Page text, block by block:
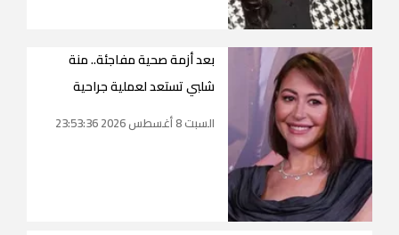
بعد أزمة صحية مفاجئة.. منة
شلبي تستعد لعملية جراحية
السبت 8 أغسطس 2026 23:53:36